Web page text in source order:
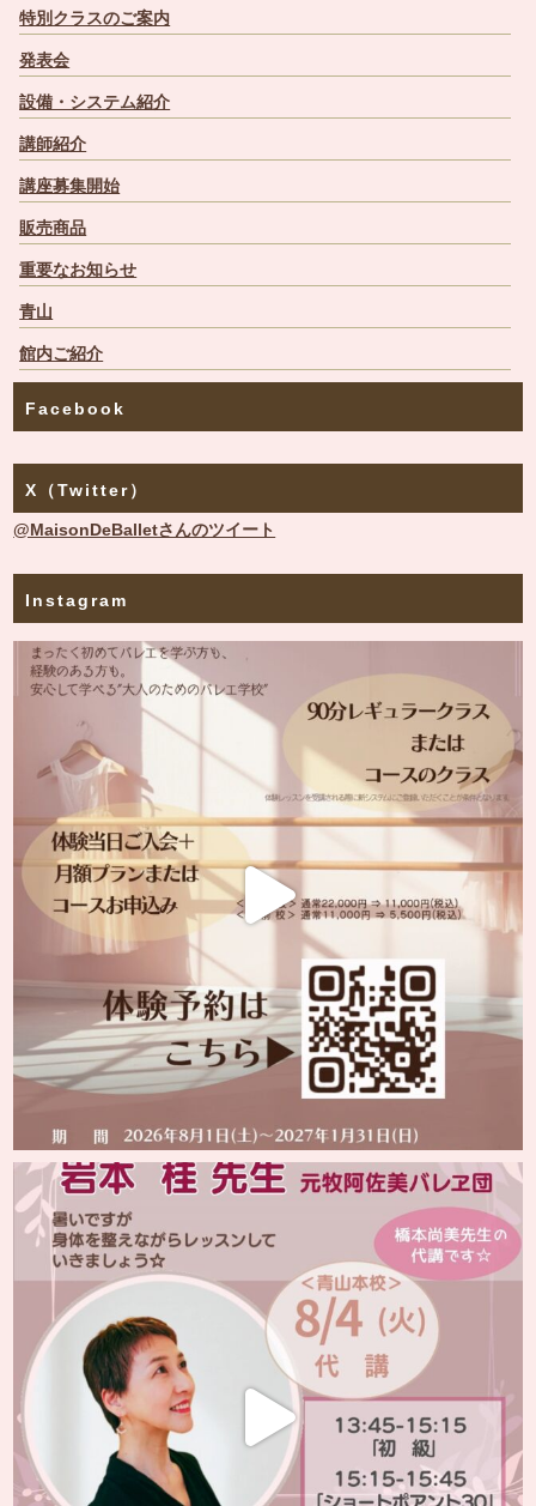
特別クラスのご案内
発表会
設備・システム紹介
講師紹介
講座募集開始
販売商品
重要なお知らせ
青山
館内ご紹介
Facebook
X（Twitter）
@MaisonDeBalletさんのツイート
Instagram